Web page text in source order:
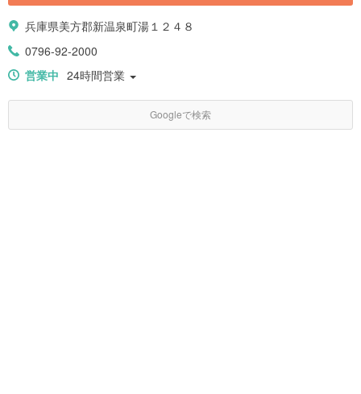
兵庫県美方郡新温泉町湯１２４８
0796-92-2000
営業中 24時間営業
Googleで検索